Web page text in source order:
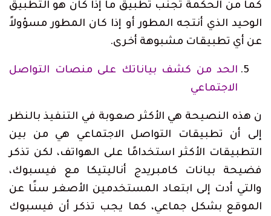
كما من الحكمة تجنب تطبيق ما إذا كان هو التطبيق
الوحيد الذي أنتجه المطور أو إذا كان المطور مسؤولاً
عن أي تطبيقات مشبوهة أخرى.
الحد من كشف بياناتك على منصات التواصل
الاجتماعي
ن هذه النصيحة هي الأكثر صعوبة في التنفيذ بالنظر
إلى أن تطبيقات التواصل الاجتماعي هي من بين
التطبيقات الأكثر استخدامًا على الهواتف، لكن تذكر
فضيحة بيانات كامبريدج أناليتيكا مع فيسبوك،
والتي أدت إلى ابتعاد المستخدمين الأصغر سنًا عن
الموقع بشكل جماعي، كما يجب تذكر أن فيسبوك